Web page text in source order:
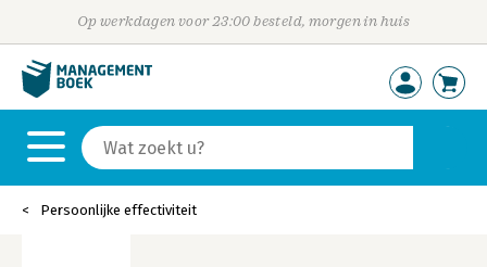
Op werkdagen voor 23:00 besteld, morgen in huis
Persoonlijke effectiviteit